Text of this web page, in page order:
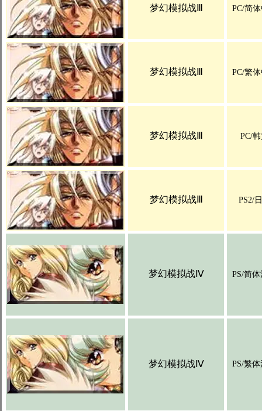
梦幻模拟战Ⅲ PC/简
梦幻模拟战Ⅲ PC/繁
梦幻模拟战Ⅲ PC/
梦幻模拟战Ⅲ PS2/
梦幻模拟战Ⅳ PS/简
梦幻模拟战Ⅳ PS/繁